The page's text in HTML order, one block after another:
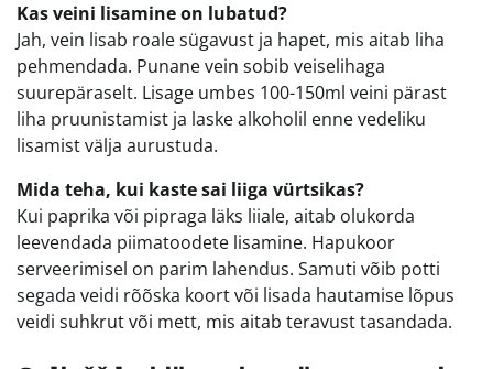
Kas veini lisamine on lubatud?
Jah, vein lisab roale sügavust ja hapet, mis aitab liha
pehmendada. Punane vein sobib veiselihaga
suurepäraselt. Lisage umbes 100-150ml veini pärast
liha pruunistamist ja laske alkoholil enne vedeliku
lisamist välja aurustuda.
Mida teha, kui kaste sai liiga vürtsikas?
Kui paprika või pipraga läks liiale, aitab olukorda
leevendada piimatoodete lisamine. Hapukoor
serveerimisel on parim lahendus. Samuti võib potti
segada veidi rõõska koort või lisada hautamise lõpus
veidi suhkrut või mett, mis aitab teravust tasandada.